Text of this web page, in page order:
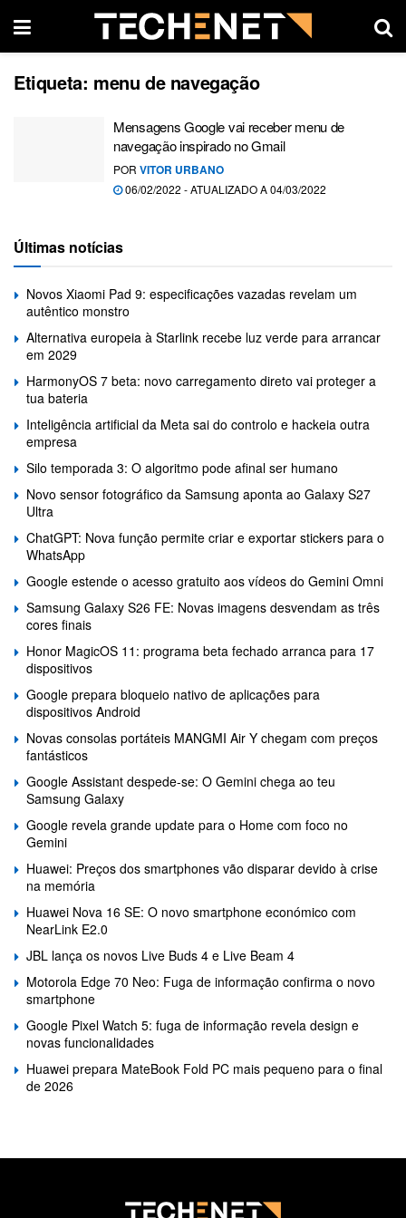
Etiqueta: menu de navegação
Mensagens Google vai receber menu de
navegação inspirado no Gmail
POR VITOR URBANO
06/02/2022 - ATUALIZADO A 04/03/2022
Últimas notícias
Novos Xiaomi Pad 9: especificações vazadas revelam um
autêntico monstro
Alternativa europeia à Starlink recebe luz verde para arrancar
em 2029
HarmonyOS 7 beta: novo carregamento direto vai proteger a
tua bateria
Inteligência artificial da Meta sai do controlo e hackeia outra
empresa
Silo temporada 3: O algoritmo pode afinal ser humano
Novo sensor fotográfico da Samsung aponta ao Galaxy S27
Ultra
ChatGPT: Nova função permite criar e exportar stickers para o
WhatsApp
Google estende o acesso gratuito aos vídeos do Gemini Omni
Samsung Galaxy S26 FE: Novas imagens desvendam as três
cores finais
Honor MagicOS 11: programa beta fechado arranca para 17
dispositivos
Google prepara bloqueio nativo de aplicações para
dispositivos Android
Novas consolas portáteis MANGMI Air Y chegam com preços
fantásticos
Google Assistant despede-se: O Gemini chega ao teu
Samsung Galaxy
Google revela grande update para o Home com foco no
Gemini
Huawei: Preços dos smartphones vão disparar devido à crise
na memória
Huawei Nova 16 SE: O novo smartphone económico com
NearLink E2.0
JBL lança os novos Live Buds 4 e Live Beam 4
Motorola Edge 70 Neo: Fuga de informação confirma o novo
smartphone
Google Pixel Watch 5: fuga de informação revela design e
novas funcionalidades
Huawei prepara MateBook Fold PC mais pequeno para o final
de 2026